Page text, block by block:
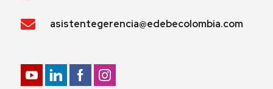
asistentegerencia@edebecolombia.com